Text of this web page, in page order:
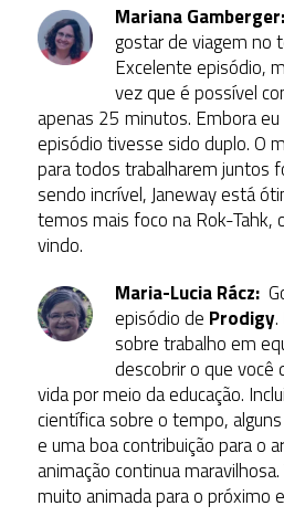
Mariana Gamberger:
gostar de viagem no
Excelente episódio,
vez que é possível
apenas 25 minutos. Embora
episódio tivesse sido duplo. O
para todos trabalharem juntos
sendo incrível, Janeway está
temos mais foco na Rok-Tahk,
vindo.
Maria-Lucia Rácz:
episódio de Prodigy.
sobre trabalho em
descobrir o que você
vida por meio da educação.
científica sobre o tempo,
e uma boa contribuição para o
animação continua
muito animada para o próximo